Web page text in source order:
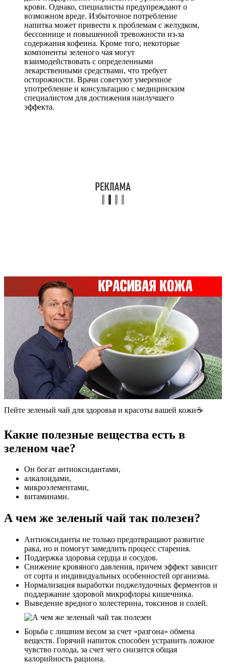
крови. Однако, специалисты предупреждают о
возможном вреде. Избыточное потребление
напитка может привести к проблемам с желудком,
бессоннице и повышенной тревожности из-за
содержания кофеина. Кроме того, некоторые
компоненты зеленого чая могут
взаимодействовать с определенными
лекарственными средствами, что требует
осторожности. Врачи советуют умеренное
употребление и консультацию с медицинским
специалистом для достижения наилучшего
эффекта.
Пейте зеленый чай для здоровья и красоты вашей кожи☕️
Какие полезные вещества есть в
зеленом чае?
Он богат антиоксидантами,
алкалоидами,
микроэлементами,
витаминами.
А чем же зеленый чай так полезен?
Антиоксиданты не только предотвращают развитие
рака, но и помогут замедлить процесс старения.
Поддержка здоровья сердца и сосудов.
Снижение кровяного давления, причем эффект зависит
от сорта и индивидуальных особенностей организма.
Нормализация выработки поджелудочных ферментов и
поддержание здоровой микрофлоры кишечника.
Выведение вредного холестерина, токсинов и солей.
Борьба с лишним весом за счет «разгона» обмена
веществ. Горячий напиток способен устранить ложное
чувство голода, за счет чего снизится общая
калорийность рациона.